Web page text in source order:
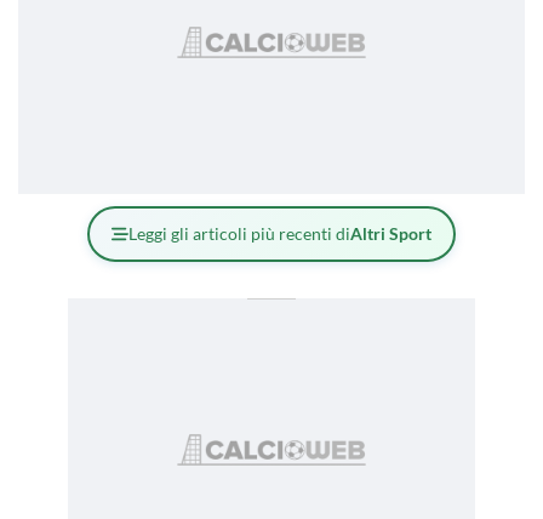
Leggi gli articoli più recenti diAltri Sport